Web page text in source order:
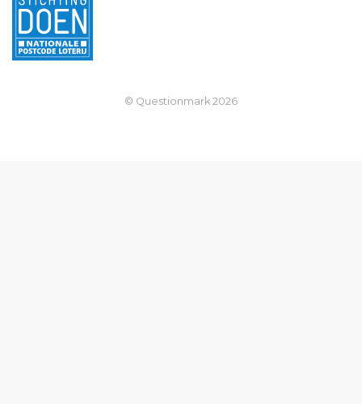
© Questionmark 2026